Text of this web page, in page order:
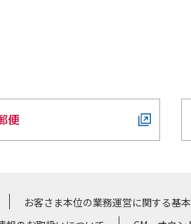
お客さま本位の業務運営に関する基